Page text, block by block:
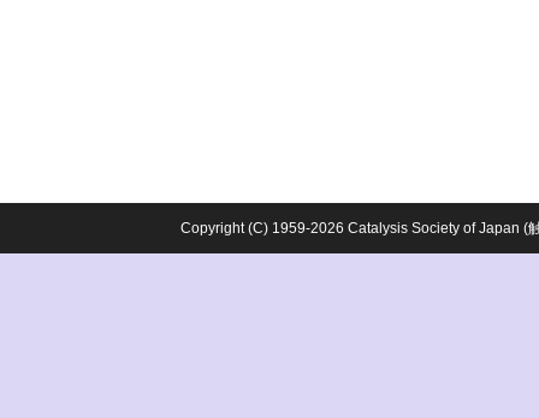
Copyright (C) 1959-2026 Catalysis Society of Japan (